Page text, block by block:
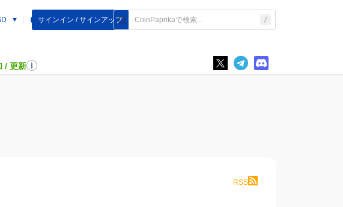
サインイン / サインアップ
/ 更新
RSS